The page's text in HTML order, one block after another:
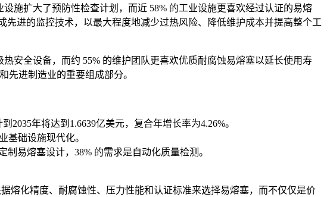
施扩大了预防性检查计划，而近 58% 的工业设施更喜欢经过认证的易熔
进的监控技术，以最大程度地减少过热风险、降低维护成本并提高整个工
安全设备，而约 55% 的维护团队更喜欢优质耐腐蚀易熔塞以延长使用寿
先进制造业的重要组成部分。
2035年将达到1.6639亿美元，复合年增长率为4.26%。
基础设施现代化。
易熔塞设计，38% 的需求是自动化质量检测。
熔化精度、耐腐蚀性、压力性能和认证标准来选择易熔塞，而不仅仅是价